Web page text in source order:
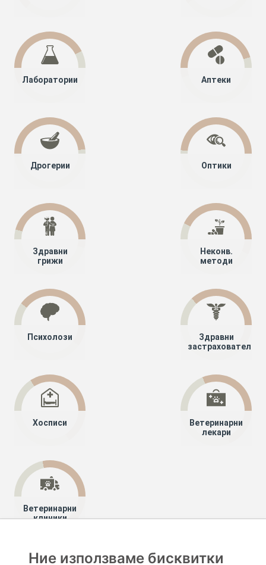
Лаборатории Аптеки
Дрогерии Оптики
Здравни
грижи
Неконв.
методи
Психолози
Здравни
застрахователи
Хосписи
Ветеринарни
лекари
Ветеринарни
клиники
Специалисти
Ние използваме бисквитки